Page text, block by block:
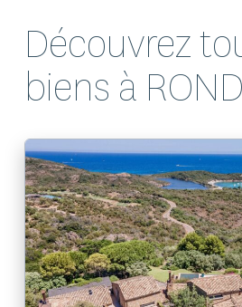
Découvrez
biens à
Voir le bien